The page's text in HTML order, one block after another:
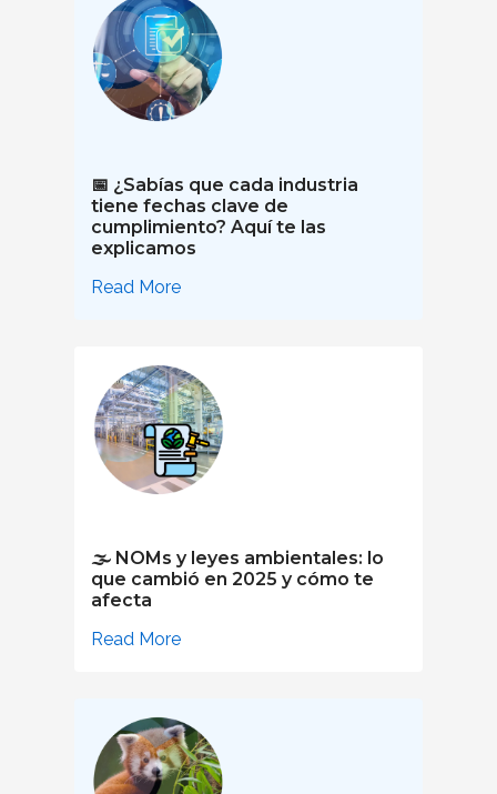
📅 ¿Sabías que cada industria
tiene fechas clave de
cumplimiento? Aquí te las
explicamos
Read More
🌫️ NOMs y leyes ambientales: lo
que cambió en 2025 y cómo te
afecta
Read More